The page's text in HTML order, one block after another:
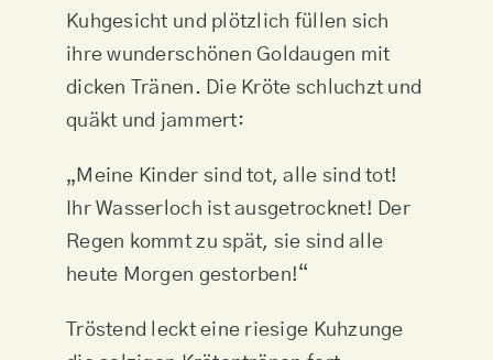
Kuhgesicht und plötzlich füllen sich
ihre wunderschönen Goldaugen mit
dicken Tränen. Die Kröte schluchzt und
quäkt und jammert:
„Meine Kinder sind tot, alle sind tot!
Ihr Wasserloch ist ausgetrocknet! Der
Regen kommt zu spät, sie sind alle
heute Morgen gestorben!“
Tröstend leckt eine riesige Kuhzunge